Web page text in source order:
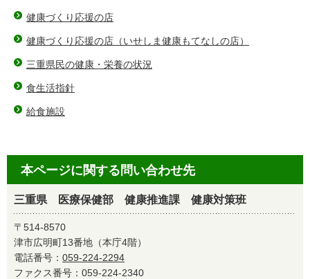
健康づくり応援の店
健康づくり応援の店（いせしま健康もてなしの店）
三重県民の健康・栄養の状況
食生活指針
給食施設
本ページに関する問い合わせ先
三重県 医療保健部 健康推進課 健康対策班
〒514-8570
津市広明町13番地（本庁4階）
電話番号： 059-224-2294
ファクス番号：059-224-2340